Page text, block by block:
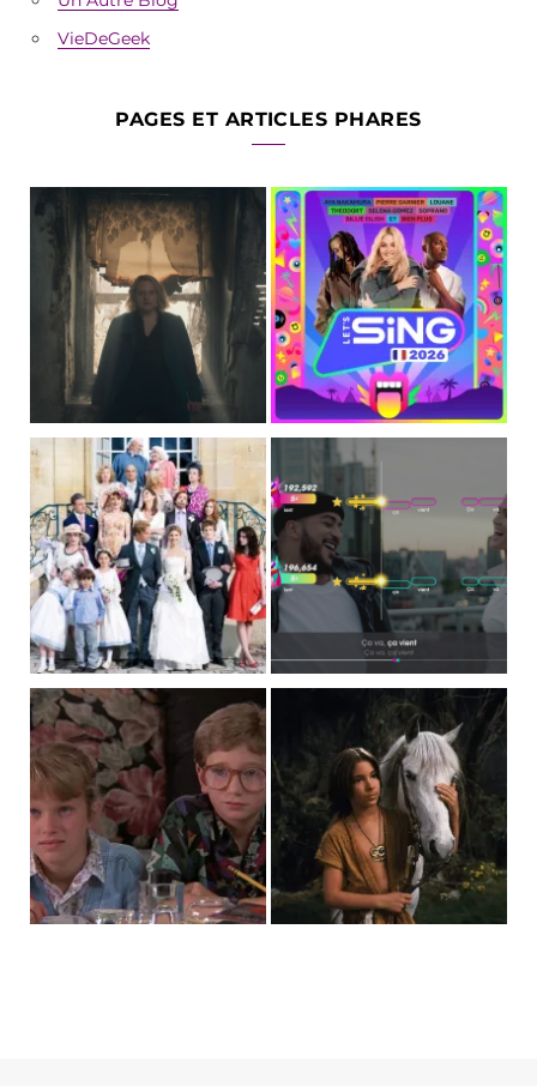
VieDeGeek
PAGES ET ARTICLES PHARES